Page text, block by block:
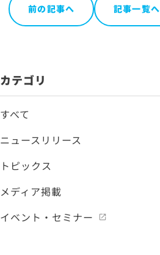
前の記事へ 記事一覧へ
カテゴリ
すべて
ニュースリリース
トピックス
メディア掲載
イベント・セミナー